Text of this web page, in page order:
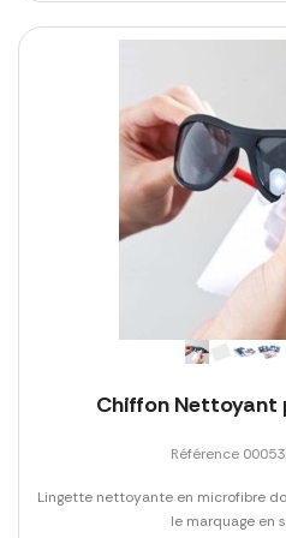
Chiffon Nettoyant
Référence
Lingette nettoyante en microfibre
le marquage en